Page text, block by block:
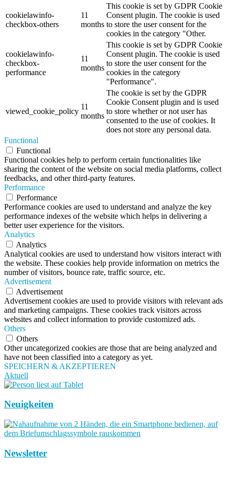
cookielawinfo-
checkbox-others
11
months
This cookie is set by GDPR Cookie
Consent plugin. The cookie is used
to store the user consent for the
cookies in the category "Other.
cookielawinfo-
checkbox-
performance
11
months
This cookie is set by GDPR Cookie
Consent plugin. The cookie is used
to store the user consent for the
cookies in the category
"Performance".
viewed_cookie_policy
11
months
The cookie is set by the GDPR
Cookie Consent plugin and is used
to store whether or not user has
consented to the use of cookies. It
does not store any personal data.
Functional
Functional
Functional cookies help to perform certain functionalities like
sharing the content of the website on social media platforms, collect
feedbacks, and other third-party features.
Performance
Performance
Performance cookies are used to understand and analyze the key
performance indexes of the website which helps in delivering a
better user experience for the visitors.
Analytics
Analytics
Analytical cookies are used to understand how visitors interact with
the website. These cookies help provide information on metrics the
number of visitors, bounce rate, traffic source, etc.
Advertisement
Advertisement
Advertisement cookies are used to provide visitors with relevant ads
and marketing campaigns. These cookies track visitors across
websites and collect information to provide customized ads.
Others
Others
Other uncategorized cookies are those that are being analyzed and
have not been classified into a category as yet.
SPEICHERN & AKZEPTIEREN
Aktuell
Neuigkeiten
Newsletter